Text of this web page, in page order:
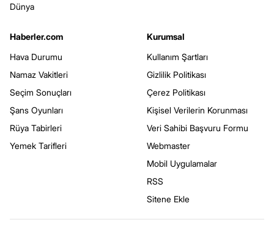
Dünya
Haberler.com
Hava Durumu
Namaz Vakitleri
Seçim Sonuçları
Şans Oyunları
Rüya Tabirleri
Yemek Tarifleri
Kurumsal
Kullanım Şartları
Gizlilik Politikası
Çerez Politikası
Kişisel Verilerin Korunması
Veri Sahibi Başvuru Formu
Webmaster
Mobil Uygulamalar
RSS
Sitene Ekle